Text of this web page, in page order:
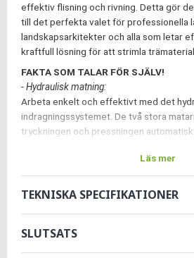
effektiv flisning och rivning. Detta gör
till det perfekta valet för professionella
landskapsarkitekter och alla som letar
kraftfull lösning för att strimla trämaterial.
FAKTA SOM TALAR FÖR SJÄLV!
- Hydraulisk matning:
Arbeta enkelt och effektivt med det
indragningssystemet. De två stora
tryckningen och pressningen
anpassning till olika diametrar på det
Läs mer
TEKNISKA SPECIFIKATIONER
SLUTSATS